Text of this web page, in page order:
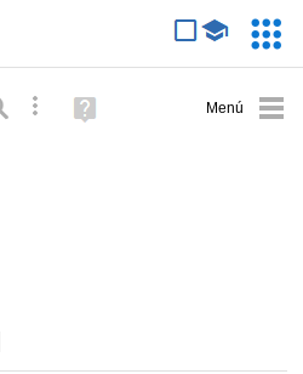
Búsqueda avanzada
Ayuda
(en